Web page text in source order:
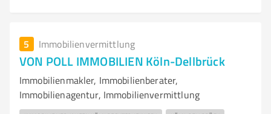
5 Immobilienvermittlung
VON POLL IMMOBILIEN Köln-Dellbrück
Immobilienmakler, Immobilienberater,
Immobilienagentur, Immobilienvermittlung